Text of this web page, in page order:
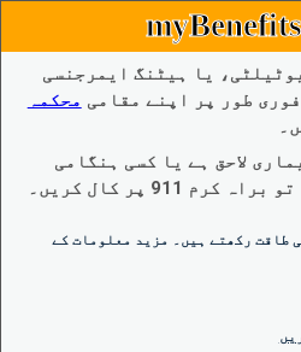
یا ہیٹنگ ایمرجنسی
طور پر اپنے مقامی محکمہ
لاحق ہے یا کسی ہنگامی
پر کال کریں۔
طاقت رکھتے ہیں۔ مزید معلومات کے